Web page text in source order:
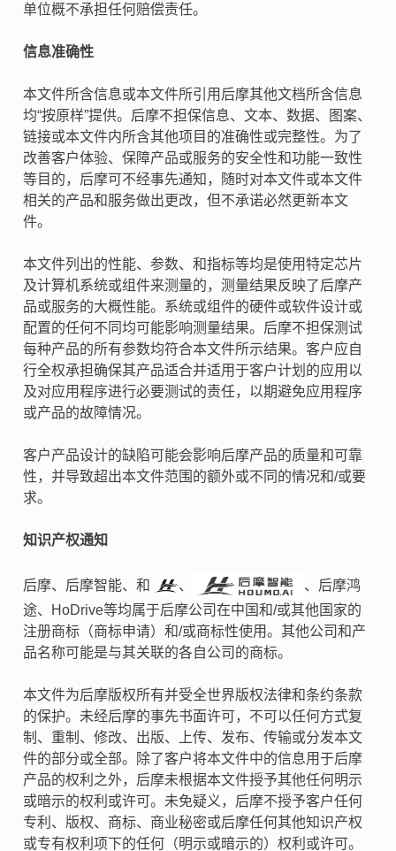
单位概不承担任何赔偿责任。
信息准确性
本文件所含信息或本文件所引用后摩其他文档所含信息
均“按原样”提供。后摩不担保信息、文本、数据、图案、
链接或本文件内所含其他项目的准确性或完整性。为了
改善客户体验、保障产品或服务的安全性和功能一致性
等目的，后摩可不经事先通知，随时对本文件或本文件
相关的产品和服务做出更改，但不承诺必然更新本文
件。
本文件列出的性能、参数、和指标等均是使用特定芯片
及计算机系统或组件来测量的，测量结果反映了后摩产
品或服务的大概性能。系统或组件的硬件或软件设计或
配置的任何不同均可能影响测量结果。后摩不担保测试
每种产品的所有参数均符合本文件所示结果。客户应自
行全权承担确保其产品适合并适用于客户计划的应用以
及对应用程序进行必要测试的责任，以期避免应用程序
或产品的故障情况。
客户产品设计的缺陷可能会影响后摩产品的质量和可靠
性，并导致超出本文件范围的额外或不同的情况和/或要
求。
知识产权通知
后摩、后摩智能、和 、
、后摩鸿
途、HoDrive等均属于后摩公司在中国和/或其他国家的
注册商标（商标申请）和/或商标性使用。其他公司和产
品名称可能是与其关联的各自公司的商标。
本文件为后摩版权所有并受全世界版权法律和条约条款
的保护。未经后摩的事先书面许可，不可以任何方式复
制、重制、修改、出版、上传、发布、传输或分发本文
件的部分或全部。除了客户将本文件中的信息用于后摩
产品的权利之外，后摩未根据本文件授予其他任何明示
或暗示的权利或许可。未免疑义，后摩不授予客户任何
专利、版权、商标、商业秘密或后摩任何其他知识产权
或专有权利项下的任何（明示或暗示的）权利或许可。